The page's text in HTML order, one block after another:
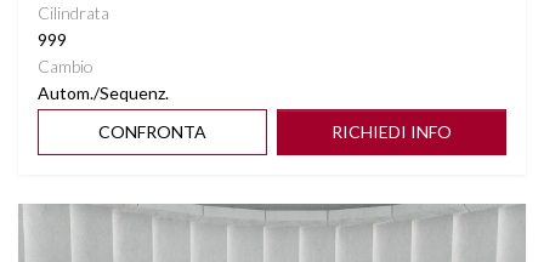
VETRI SCURI
Cilindrata
999
Cambio
Autom./Sequenz.
CONFRONTA
RICHIEDI INFO
Vedi dettagli